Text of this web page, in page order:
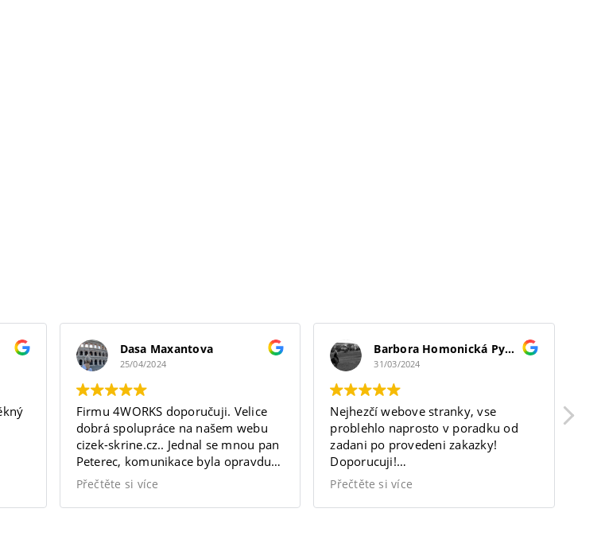
Případové
Kariéra
Blog
Dasa Maxantova
25/04/2024
Firmu 4WORKS doporučuji. Velice
dobrá spolupráce na našem webu
cizek-skrine.cz.. Jednal se mnou pan
Peterec, komunikace byla opravdu
vynikající a splnila moje očekávání.
Přečtěte si více
Barbora Homonická Pyšková
31/03/2024
Nejhezčí webove stranky, vse
problehlo naprosto v poradku od
zadani po provedeni zakazky!
Doporucuji!
https://bodytherapist.cz/
Přečtěte si více